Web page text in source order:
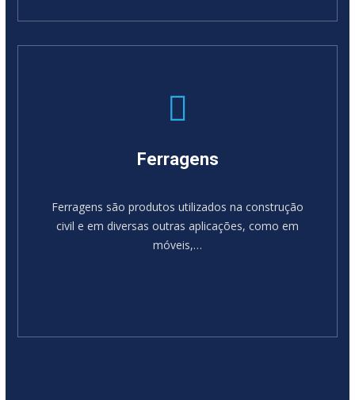
Ferragens
Ferragens são produtos utilizados na construção
civil e em diversas outras aplicações, como em
móveis,…